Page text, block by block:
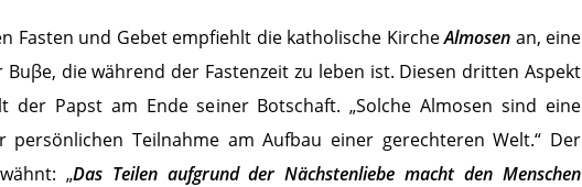
Fasten und Gebet empfiehlt die katholische KircheAlmosen an, eine
Buβe, die während der Fastenzeit zu leben ist. Diesen dritten Aspekt
der Papst am Ende seiner Botschaft. „Solche Almosen sind eine
persönlichen Teilnahme am Aufbau einer gerechteren Welt.“ Der
„Das Teilen aufgrund der Nächstenliebe macht den Menschen